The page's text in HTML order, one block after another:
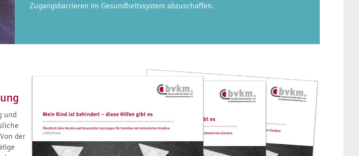
Zugangsbarrieren im Gesundheitssystem abzuschaffen.
und
der